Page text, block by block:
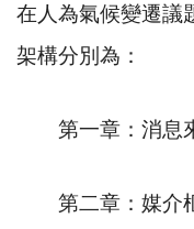
在人為氣候變遷議
架構分別為：
第一章：消息
第二章：媒介